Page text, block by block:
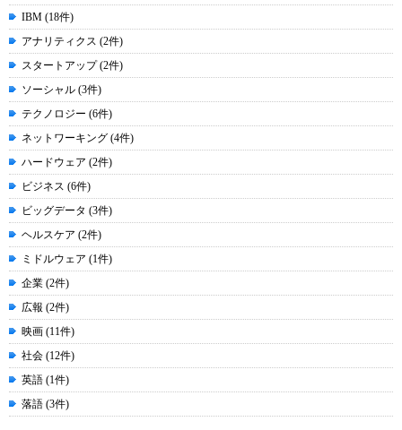
IBM (18件)
アナリティクス (2件)
スタートアップ (2件)
ソーシャル (3件)
テクノロジー (6件)
ネットワーキング (4件)
ハードウェア (2件)
ビジネス (6件)
ビッグデータ (3件)
ヘルスケア (2件)
ミドルウェア (1件)
企業 (2件)
広報 (2件)
映画 (11件)
社会 (12件)
英語 (1件)
落語 (3件)